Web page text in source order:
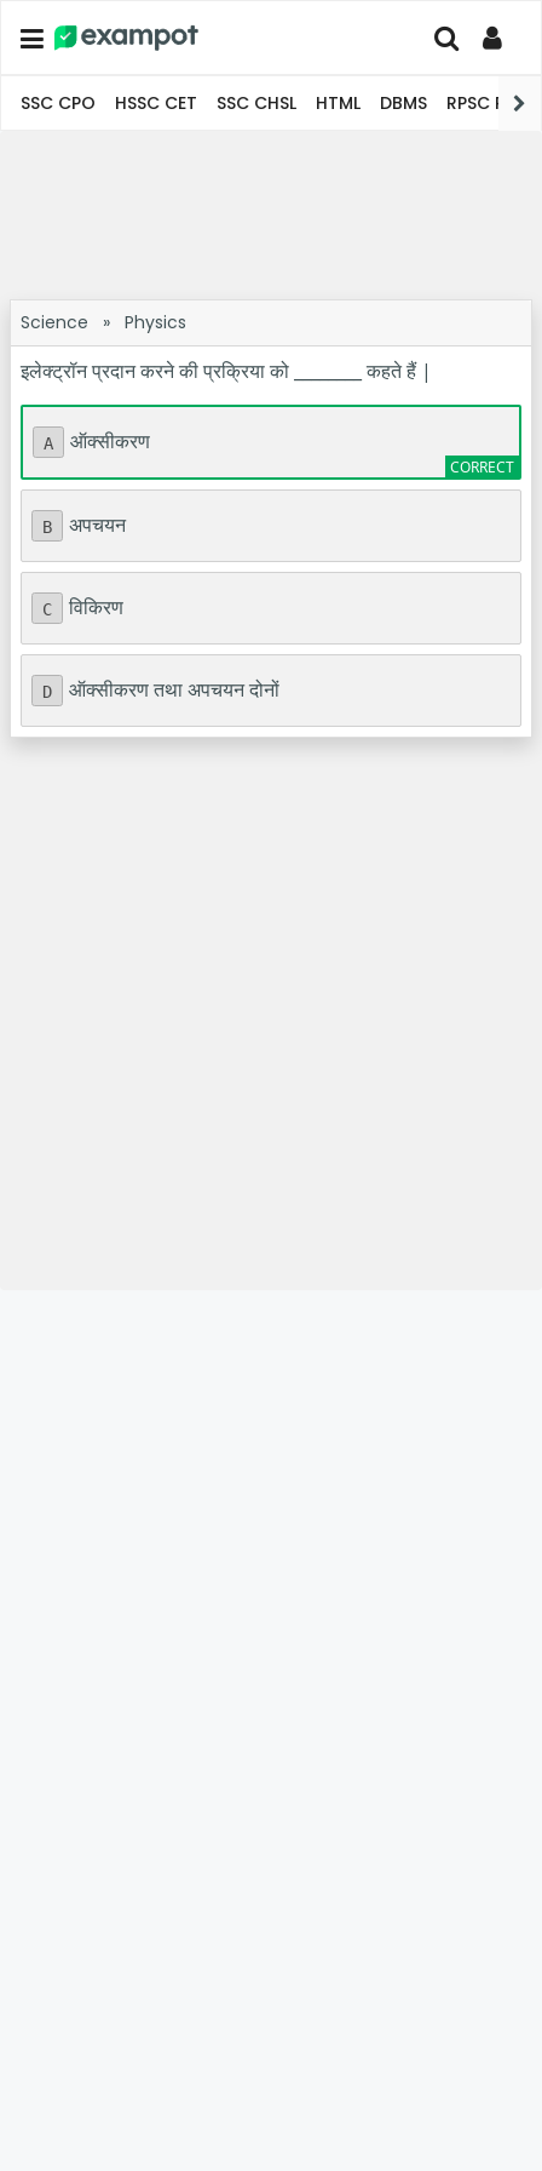
SSC CPO HSSC CET SSC CHSL HTML DBMS RPSC
Science » Physics
इलेक्ट्रॉन प्रदान करने की प्रक्रिया को ________ कहते हैं |
A ऑक्सीकरण
B अपचयन
C विकिरण
D ऑक्सीकरण तथा अपचयन दोनों